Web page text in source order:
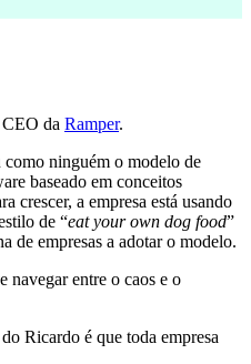
da Ramper.
como ninguém o modelo de
baseado em conceitos
crescer, a empresa está usando
de “eat your own dog food”
de empresas a adotar o modelo.
navegar entre o caos e o
Ricardo é que toda empresa